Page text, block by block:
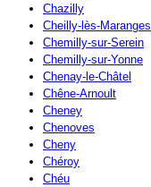
Chazilly
Cheilly-lès-Maranges
Chemilly-sur-Serein
Chemilly-sur-Yonne
Chenay-le-Châtel
Chêne-Arnoult
Cheney
Chenoves
Cheny
Chéroy
Chéu